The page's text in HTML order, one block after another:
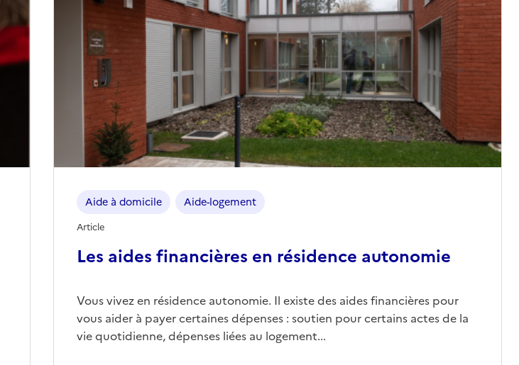
Les aides financières en résidence autonomie
Aide à domicile Aide-logement
Article
Vous vivez en résidence autonomie. Il existe des aides financières pour
vous aider à payer certaines dépenses : soutien pour certains actes de la
vie quotidienne, dépenses liées au logement...